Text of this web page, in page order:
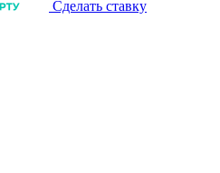
Сделать ставку